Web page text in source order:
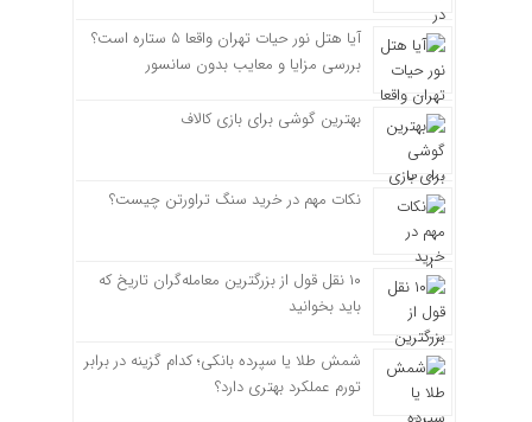
آیا هتل نور حیات تهران واقعا ۵ ستاره است؟
بررسی مزایا و معایب بدون سانسور
بهترین گوشی برای بازی کالاف
نکات مهم در خرید سنگ تراورتن چیست؟
۱۰ نقل قول از بزرگترین معامله‌گران تاریخ که
باید بخوانید
شمش طلا یا سپرده بانکی؛ کدام گزینه در برابر
تورم عملکرد بهتری دارد؟